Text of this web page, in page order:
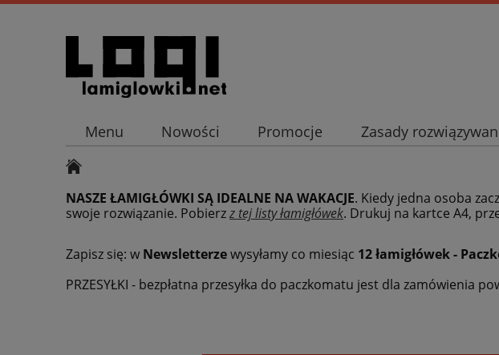
Menu Nowości Promocje Zasady
NASZE ŁAMIGŁÓWKI SĄ IDEALNE NA WAKACJE. Kiedy jedna osoba
swoje rozwiązanie. Pobierzz tej listy łamigłówek. Drukuj na kartce A4,
Zapisz się: w Newsletterzewysyłamy co miesiąc 12 łamigłówek -
PRZESYŁKI - bezpłatna przesyłka do paczkomatu jest dla zamówienia